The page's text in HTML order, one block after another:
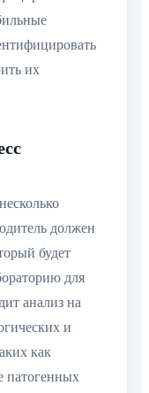
их
должен
будет
для
анализ на
и
как
патогенных